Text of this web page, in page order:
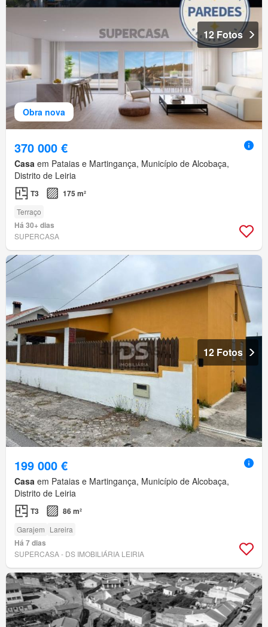
Obra nova
12 Fotos
370 000 €
Casa em Pataias e Martingança, Município de Alcobaça,
Distrito de Leiria
T3 175 m²
Terraço
Há 30+ dias
SUPERCASA
12 Fotos
199 000 €
Casa em Pataias e Martingança, Município de Alcobaça,
Distrito de Leiria
T3 86 m²
Garajem Lareira
Há 7 dias
SUPERCASA - DS IMOBILIÁRIA LEIRIA